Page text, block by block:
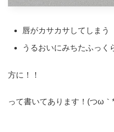
唇がカサカサしてしまう
うるおいにみちたふっく
方に！！
って書いてあります！(つω｀